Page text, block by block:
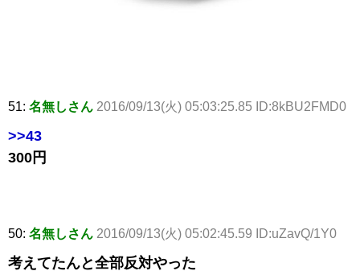
51: 名無しさん 2016/09/13(火) 05:03:25.85 ID:8kBU2FMD0
>>43
300円
50: 名無しさん 2016/09/13(火) 05:02:45.59 ID:uZavQ/1Y0
考えてたんと全部反対やった